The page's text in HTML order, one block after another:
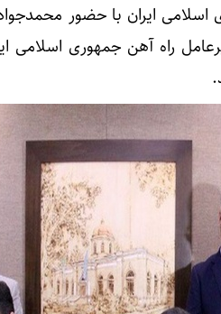
ایران با حضور
راه آهن جمهوری اسلامی